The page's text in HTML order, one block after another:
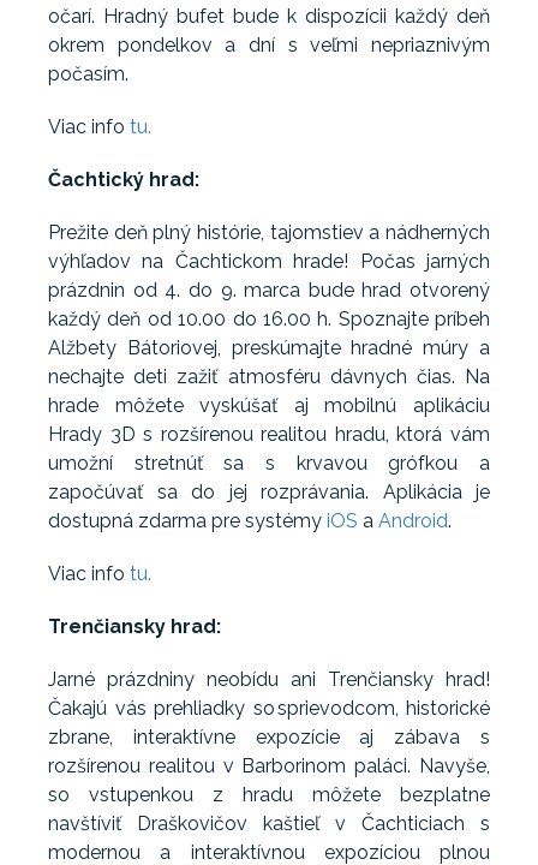
očarí. Hradný bufet bude k dispozícii každý deň
okrem pondelkov a dní s veľmi nepriaznivým
počasím.
Viac info tu.
Čachtický hrad:
Prežite deň plný histórie, tajomstiev a nádherných
výhľadov na Čachtickom hrade! Počas jarných
prázdnin od 4. do 9. marca bude hrad otvorený
každý deň od 10.00 do 16.00 h. Spoznajte príbeh
Alžbety Bátoriovej, preskúmajte hradné múry a
nechajte deti zažiť atmosféru dávnych čias. Na
hrade môžete vyskúšať aj mobilnú aplikáciu
Hrady 3D s rozšírenou realitou hradu, ktorá vám
umožní stretnúť sa s krvavou grófkou a
započúvať sa do jej rozprávania. Aplikácia je
dostupná zdarma pre systémy iOS a Android.
Viac info tu.
Trenčiansky hrad:
Jarné prázdniny neobídu ani Trenčiansky hrad!
Čakajú vás prehliadky so sprievodcom, historické
zbrane, interaktívne expozície aj zábava s
rozšírenou realitou v Barborinom paláci. Navyše,
so vstupenkou z hradu môžete bezplatne
navštíviť Draškovičov kaštieľ v Čachticiach s
modernou a interaktívnou expozíciou plnou